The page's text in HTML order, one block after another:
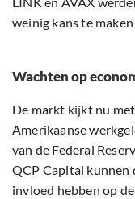
weinig kans te
Wachten op
De markt kijkt nu
Amerikaanse
van de Federal
QCP Capital kunnen
invloed hebben op